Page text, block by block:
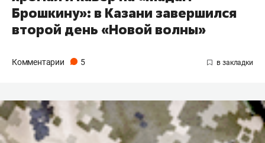
Брошкину»: в Казани завершился
второй день «Новой волны»
Комментарии 5